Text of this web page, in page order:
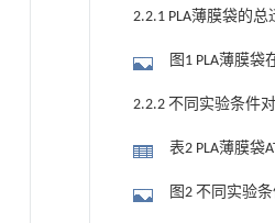
2.2.1 PLA薄膜袋的总
图1 PLA薄膜袋
2.2.2 不同实验条件
表2 PLA薄膜袋
图2 不同实验条